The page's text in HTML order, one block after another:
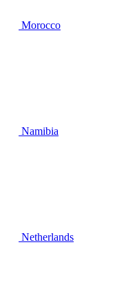
Morocco
Namibia
Netherlands